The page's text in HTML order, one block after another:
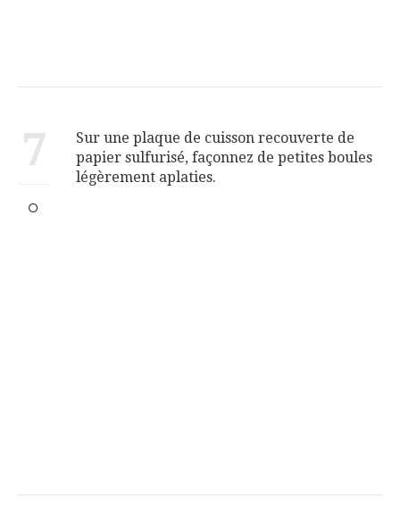
7
Sur une plaque de cuisson recouverte de
papier sulfurisé, façonnez de petites boules
légèrement aplaties.